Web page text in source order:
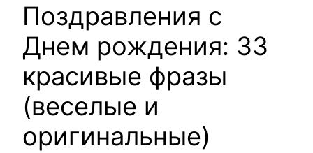
Поздравления с
Днем рождения: 33
красивые фразы
(веселые и
оригинальные)